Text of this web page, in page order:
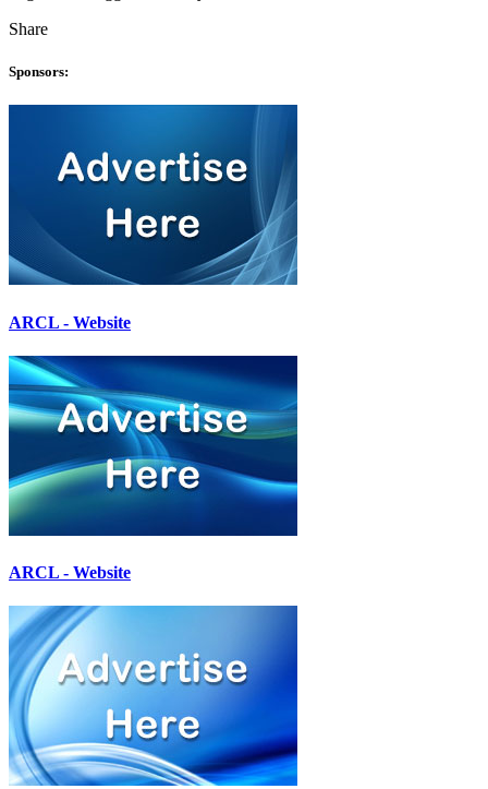
Share
Sponsors:
ARCL - Website
ARCL - Website